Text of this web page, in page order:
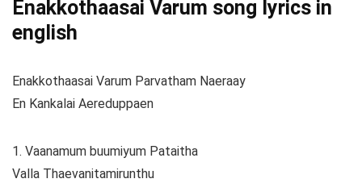
Enakkothaasai Varum song lyrics in
english
Enakkothaasai Varum Parvatham Naeraay
En Kankalai Aereduppaen
1. Vaanamum buumiyum Pataitha
Valla Thaevanitamirunthu